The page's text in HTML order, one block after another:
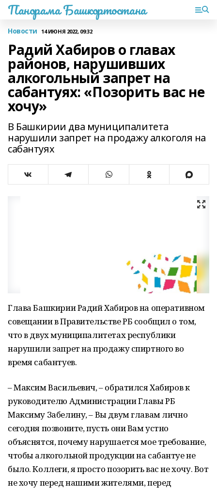
Панорама Башкортостана
Новости 14 ИЮНЯ 2022, 09:32
Радий Хабиров о главах
районов, нарушивших
алкогольный запрет на
сабантуях: «Позорить вас не
хочу»
В Башкирии два муниципалитета
нарушили запрет на продажу алкоголя на
сабантуях
Глава Башкирии Радий Хабиров на оперативном
совещании в Правительстве РБ сообщил о том,
что в двух муниципалитетах республики
нарушили запрет на продажу спиртного во
время сабантуев.
– Максим Васильевич, – обратился Хабиров к
руководителю Администрации Главы РБ
Максиму Забелину, – Вы двум главам лично
сегодня позвоните, пусть они Вам устно
объяснятся, почему нарушается мое требование,
чтобы алкогольной продукции на сабантуе не
было. Коллеги, я просто позорить вас не хочу. Вот
не хочу перед нашими жителями, перед